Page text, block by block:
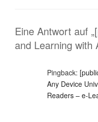
Eine Antwort auf
and Learning with
Pingback:
Any Device
Readers – e-